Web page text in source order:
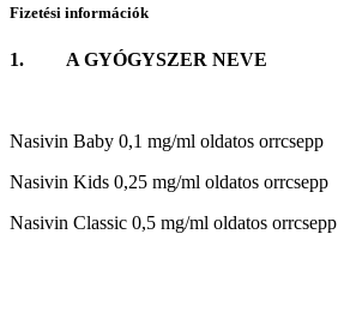
Fizetési információk
1. A GYÓGYSZER NEVE
Nasivin Baby 0,1 mg/ml oldatos orrcsepp
Nasivin Kids 0,25 mg/ml oldatos orrcsepp
Nasivin Classic 0,5 mg/ml oldatos orrcsepp